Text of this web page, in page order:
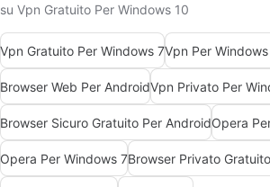
su Vpn Gratuito Per Windows 10
Vpn Gratuito Per Windows 7Vpn Per Windows
Browser Web Per AndroidVpn Privato Per
Browser Sicuro Gratuito Per AndroidOpera
Opera Per Windows 7Browser Privato